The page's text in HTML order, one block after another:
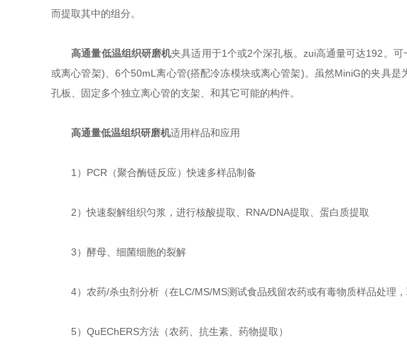
而提取其中的组分。
高通量低温组织研磨机夹具适用于1个或2个深孔板。zui高通量可达192。
或离心管架)、6个50mL离心管(搭配冷冻模块或离心管架)。虽然MiniG的夹具
孔板、固定多个独立离心管的支架、和其它可能的构件。
高通量低温组织研磨机适用样品和应用
1）PCR（聚合酶链反应）快速多样品制备
2）快速裂解组织匀浆，进行核酸提取、RNA/DNA提取、蛋白质提取
3）酵母、细菌细胞的裂解
4）农药/杀虫剂分析（在LC/MS/MS测试食品残留农药或有毒物质样品处理，
5）QuEChERS方法（农药、抗生素、药物提取）